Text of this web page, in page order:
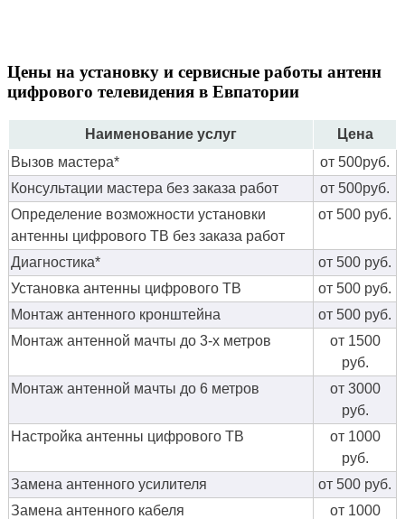
Цены на установку и сервисные работы антенн
цифрового телевидения в Евпатории
Наименование услуг
Цена
Вызов мастера*
от 500руб.
Консультации мастера без заказа работ
от 500руб.
Определение возможности установки
антенны цифрового ТВ без заказа работ
от 500 руб.
Диагностика*
от 500 руб.
Установка антенны цифрового ТВ
от 500 руб.
Монтаж антенного кронштейна
от 500 руб.
Монтаж антенной мачты до 3-х метров
от 1500
руб.
Монтаж антенной мачты до 6 метров
от 3000
руб.
Настройка антенны цифрового ТВ
от 1000
руб.
Замена антенного усилителя
от 500 руб.
Замена антенного кабеля
от 1000